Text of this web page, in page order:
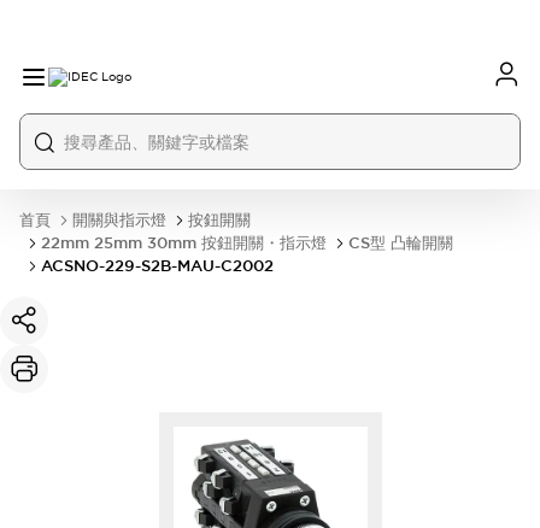
首頁 開關與指示燈
按鈕開關
22mm 25mm 30mm 按鈕開關・指示燈
CS型 凸輪開關
ACSNO-229-S2B-MAU-C2002